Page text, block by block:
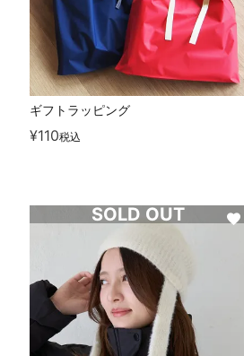
ギフトラッピング
¥110税込
SOLD OUT